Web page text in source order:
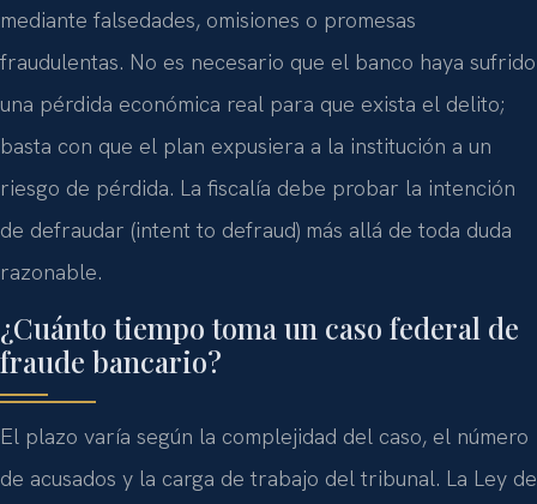
mediante falsedades, omisiones o promesas
fraudulentas. No es necesario que el banco haya sufrido
una pérdida económica real para que exista el delito;
basta con que el plan expusiera a la institución a un
riesgo de pérdida. La fiscalía debe probar la intención
de defraudar (intent to defraud) más allá de toda duda
razonable.
¿Cuánto tiempo toma un caso federal de
fraude bancario?
El plazo varía según la complejidad del caso, el número
de acusados y la carga de trabajo del tribunal. La Ley de